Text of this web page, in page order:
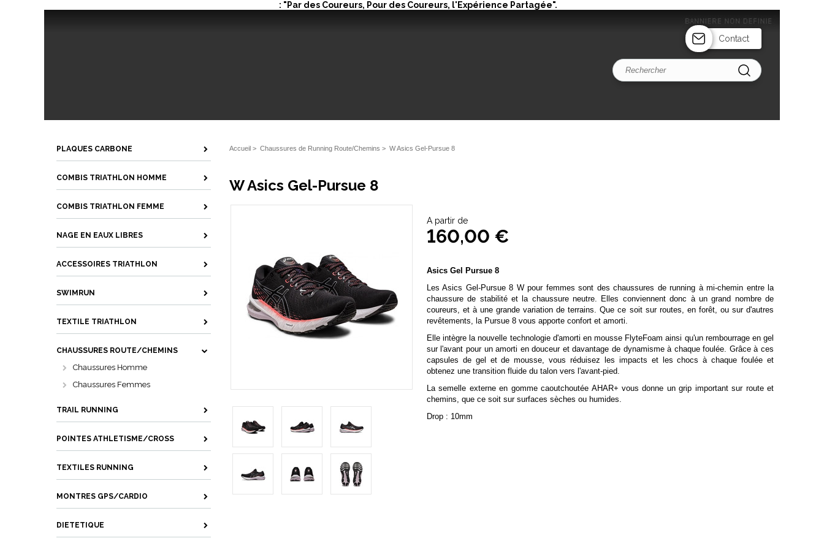
: "Par des Coureurs, Pour des Coureurs, l'Expérience Partagée".
Contact
PLAQUES CARBONE
COMBIS TRIATHLON HOMME
COMBIS TRIATHLON FEMME
NAGE EN EAUX LIBRES
ACCESSOIRES TRIATHLON
SWIMRUN
TEXTILE TRIATHLON
CHAUSSURES ROUTE/CHEMINS
Chaussures Homme
Chaussures Femmes
TRAIL RUNNING
POINTES ATHLETISME/CROSS
TEXTILES RUNNING
MONTRES GPS/CARDIO
DIETETIQUE
Accueil > Chaussures de Running Route/Chemins > W Asics Gel-Pursue 8
W Asics Gel-Pursue 8
A partir de
160,00 €
Asics Gel Pursue 8
Les Asics Gel-Pursue 8 W pour femmes sont des chaussures de running à mi-chemin entre la
chaussure de stabilité et la chaussure neutre. Elles conviennent donc à un grand nombre de
coureurs, et à une grande variation de terrains. Que ce soit sur routes, en forêt, ou sur d'autres
revêtements, la Pursue 8 vous apporte confort et amorti.
Elle intègre la nouvelle technologie d'amorti en mousse FlyteFoam ainsi qu'un rembourrage en gel
sur l'avant pour un amorti en douceur et davantage de dynamisme à chaque foulée. Grâce à ces
capsules de gel et de mousse, vous réduisez les impacts et les chocs à chaque foulée et
obtenez une transition fluide du talon vers l'avant-pied.
La semelle externe en gomme caoutchoutée AHAR+ vous donne un grip important sur route et
chemins, que ce soit sur surfaces sèches ou humides.
Drop : 10mm